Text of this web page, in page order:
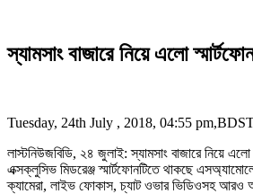
স্যামসাং বাজারে নিয়ে এলো
Tuesday, 24th July , 2018, 04:55
লাস্টনিউজবিডি, ২৪ জুলাই: স্যামসাং বাজারে নিয়ে এলো
এক্সক্লুসিভ মিডরেঞ্জ স্মার্টফোনটিতে থাকছে
ক্যামেরা, লাইভ ফোকাস, চ্যাট ওভার ভিডিওসহ আরও